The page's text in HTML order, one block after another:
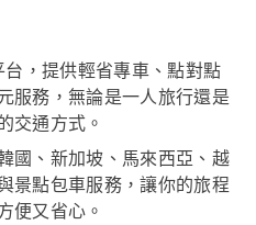
，提供輕省專車、點對點
服務，無論是一人旅行還是
交通方式。
國、新加坡、馬來西亞、越
景點包車服務，讓你的旅程
便又省心。